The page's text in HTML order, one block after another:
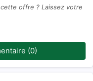
offre ? Laissez votre
(0)